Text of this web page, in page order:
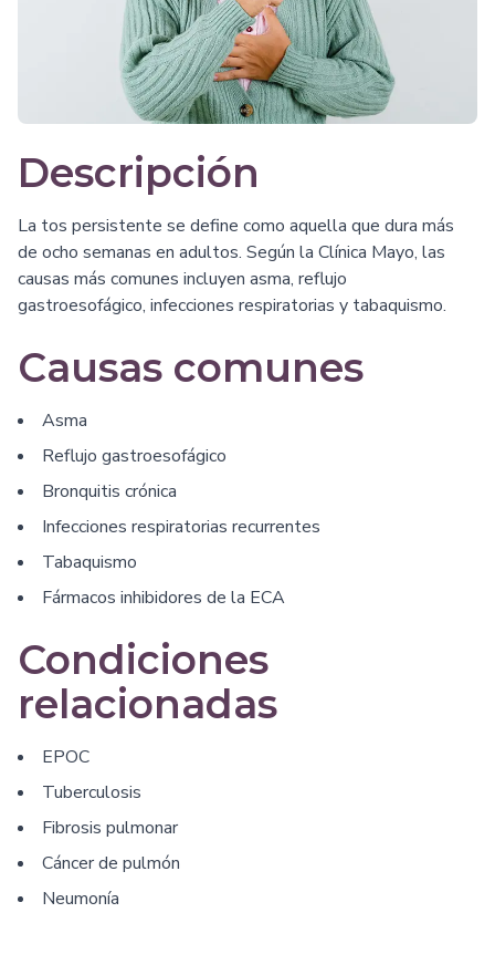
Descripción
La tos persistente se define como aquella que dura más
de ocho semanas en adultos. Según la Clínica Mayo, las
causas más comunes incluyen asma, reflujo
gastroesofágico, infecciones respiratorias y tabaquismo.
Causas comunes
Asma
Reflujo gastroesofágico
Bronquitis crónica
Infecciones respiratorias recurrentes
Tabaquismo
Fármacos inhibidores de la ECA
Condiciones
relacionadas
EPOC
Tuberculosis
Fibrosis pulmonar
Cáncer de pulmón
Neumonía